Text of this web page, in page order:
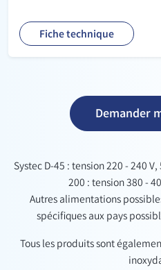
Fiche technique
Demander
Systec D-45 : tension 220 - 240
200 : tension 380 -
Autres alimentations
spécifiques aux pays
Tous les produits sont